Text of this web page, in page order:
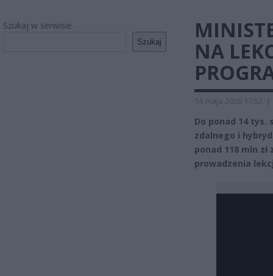
Szukaj w serwisie
Szukaj
NA
14 maja 2026 17:52 |
Do ponad 14 tys.
zdalnego i
ponad 118 mln
prowadzenia